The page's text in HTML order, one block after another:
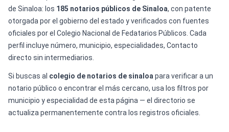
de Sinaloa: los 185 notarios públicos de Sinaloa, con patente
otorgada por el gobierno del estado y verificados con fuentes
oficiales por el Colegio Nacional de Fedatarios Públicos. Cada
perfil incluye número, municipio, especialidades, Contacto
directo sin intermediarios.
Si buscas al colegio de notarios de sinaloa para verificar a un
notario público o encontrar el más cercano, usa los filtros por
municipio y especialidad de esta página — el directorio se
actualiza permanentemente contra los registros oficiales.